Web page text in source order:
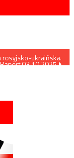
rosyjsko-ukraińska.
Raport 03.10.2025